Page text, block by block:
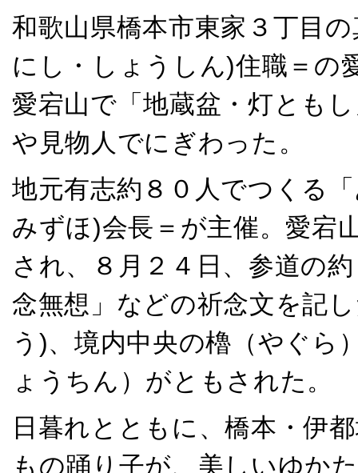
和歌山県橋本市東家３丁目
にし・しょうしん)住職＝の
愛宕山で「地蔵盆・灯とも
や見物人でにぎわった。
地元有志約８０人でつくる
みずほ)会長＝が主催。愛宕
され、８月２４日、参道の
念無想」などの祈念文を記
う)、境内中央の櫓（やぐら
ょうちん）がともされた。
日暮れとともに、橋本・伊
もの踊り子が、美しいゆか